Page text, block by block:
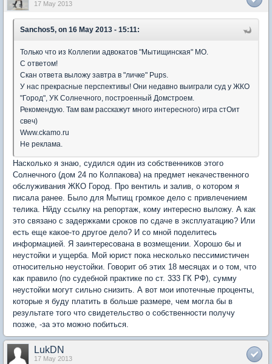
17 May 2013
Sanchos5, on 16 May 2013 - 15:11:
Только что из Коллегии адвокатов "Мытищинская" МО.
С ответом!
Скан ответа выложу завтра в "личке" Pups.
У нас прекрасные перспективы! Они недавно выиграли суд у ЖКО
"Город", УК Солнечного, построенный Домстроем.
Рекомендую. Там вам расскажут много интересного) игра стОит
свеч)
Www.ckamo.ru
Не реклама.
Насколько я знаю, судился один из собственников этого
Солнечного (дом 24 по Колпакова) на предмет некачественного
обслуживания ЖКО Город. Про вентиль и залив, о котором я
писала ранее. Было для Мытищ громкое дело с привлечением
телика. Нйду ссылку на репортаж, кому интересно выложу. А как
это связано с задержками сроков по сдаче в эксплуатацию? Или
есть еще какое-то другое дело? И со мной поделитесь
информацией. Я заинтересована в возмещении. Хорошо бы и
неустойки и ущерба. Мой юрист пока несколько пессимистичен
относительно неустойки. Говорит об этих 18 месяцах и о том, что
как правило (по судебной практике по ст. 333 ГК РФ), сумму
неустойки могут сильно снизить. А вот мои ипотечные проценты,
которые я буду платить в больше размере, чем могла бы в
результате того что свидетельство о собственности получу
позже, -за это можно побиться.
LukDN
17 May 2013